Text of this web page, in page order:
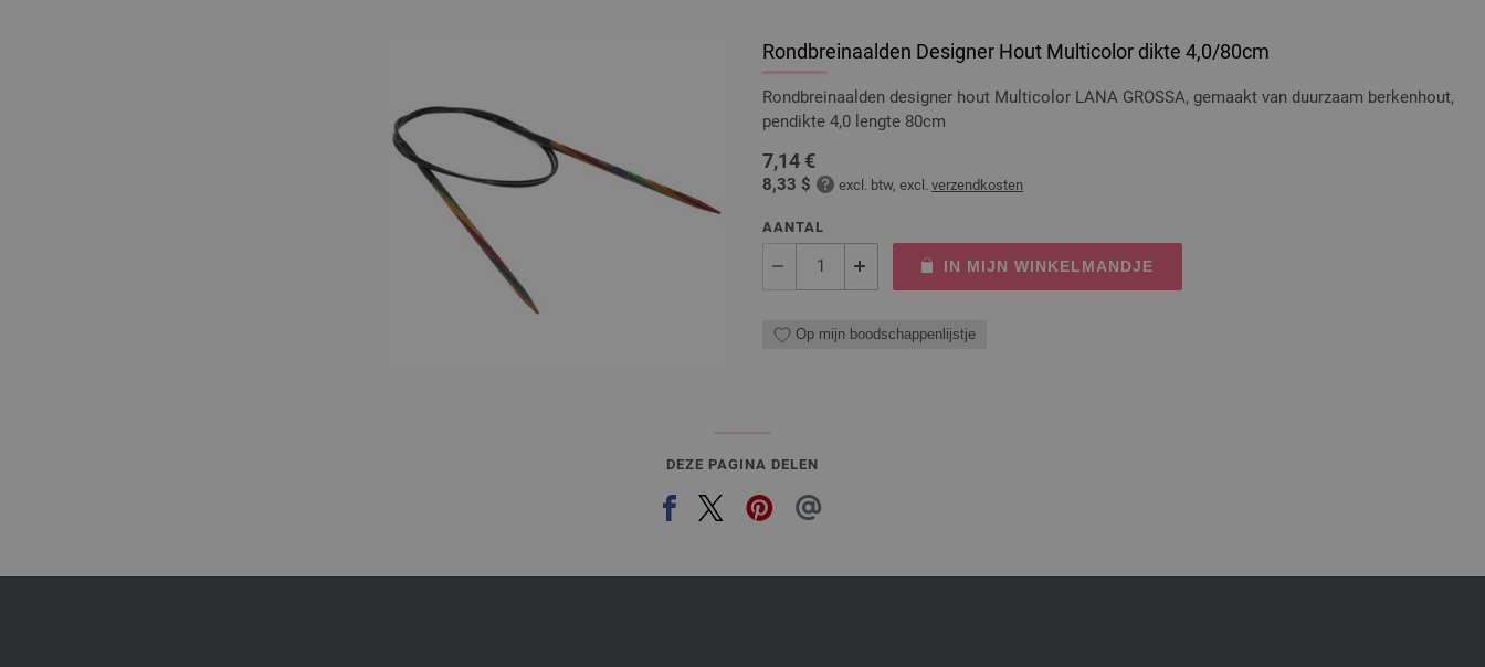
Rondbreinaalden Designer Hout Multicolor dikte 4,0/80cm
Rondbreinaalden designer hout Multicolor LANA GROSSA, gemaakt van duurzaam berkenhout,
pendikte 4,0 lengte 80cm
7,14 €
8,33 $ excl. btw, excl. verzendkosten
AANTAL
IN MIJN WINKELMANDJE
Op mijn boodschappenlijstje
DEZE PAGINA DELEN